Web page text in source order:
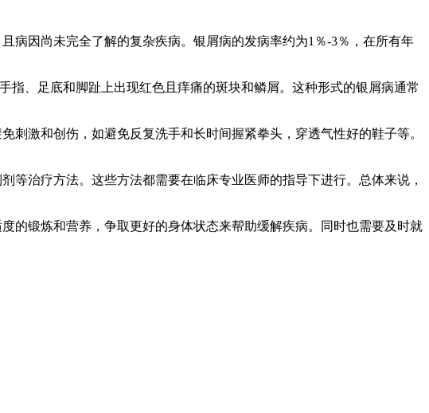
病因尚未完全了解的复杂疾病。银屑病的发病率约为1％-3％，在所有年
指、足底和脚趾上出现红色且痒痛的斑块和鳞屑。这种形式的银屑病通常
刺激和创伤，如避免反复洗手和长时间握紧拳头，穿透气性好的鞋子等。
治疗方法。这些方法都需要在临床专业医师的指导下进行。总体来说，
的锻炼和营养，争取更好的身体状态来帮助缓解疾病。同时也需要及时就